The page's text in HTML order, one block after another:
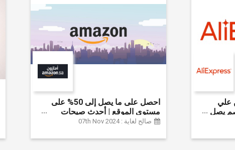
علي
يصل
على الطلبات
احصل على ما يصل إلى 50% على
مستوى الموقع | أحدث صيحات
الموضة والإكسسوارات والأحذية
وغيرها الكثير | ًالشحن مجانا
صالح لغاية : 07th Nov 2024